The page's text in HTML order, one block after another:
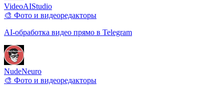
VideoAIStudio
🎨 Фото и видеоредакторы
AI-обработка видео прямо в Telegram
NudeNeuro
🎨 Фото и видеоредакторы